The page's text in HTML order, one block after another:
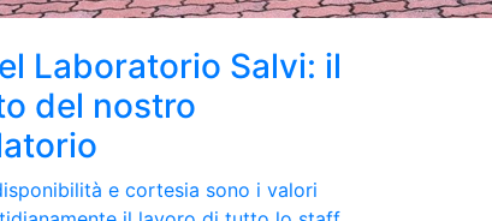
Laboratorio Salvi: il
del nostro
e cortesia sono i valori